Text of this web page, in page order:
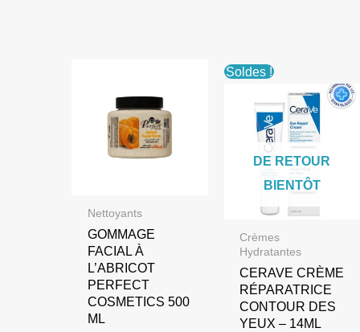
Nettoyants
GOMMAGE
FACIAL À
L’ABRICOT
PERFECT
COSMETICS 500
ML
Soldes !
DE RETOUR
BIENTÔT
Crèmes
Hydratantes
CERAVE CRÈME
RÉPARATRICE
CONTOUR DES
YEUX – 14ML